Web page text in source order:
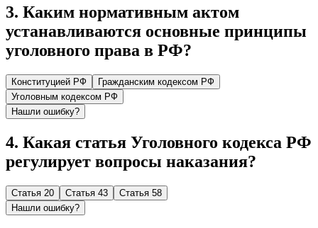
3. Каким нормативным актом
устанавливаются основные принципы
уголовного права в РФ?
Конституцией РФ
Гражданским кодексом РФ
Уголовным кодексом РФ
Нашли ошибку?
4. Какая статья Уголовного кодекса РФ
регулирует вопросы наказания?
Статья 20 Статья 43
Статья 58
Нашли ошибку?